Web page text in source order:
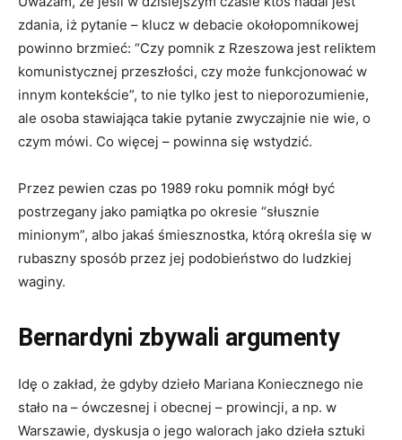
zdania, iż pytanie – klucz w debacie okołopomnikowej
powinno brzmieć: “Czy pomnik z Rzeszowa jest reliktem
komunistycznej przeszłości, czy może funkcjonować w
innym kontekście”, to nie tylko jest to nieporozumienie,
ale osoba stawiająca takie pytanie zwyczajnie nie wie, o
czym mówi. Co więcej – powinna się wstydzić.
Przez pewien czas po 1989 roku pomnik mógł być
postrzegany jako pamiątka po okresie “słusznie
minionym”, albo jakaś śmiesznostka, którą określa się w
rubaszny sposób przez jej podobieństwo do ludzkiej
waginy.
Bernardyni zbywali argumenty
Idę o zakład, że gdyby dzieło Mariana Koniecznego nie
stało na – ówczesnej i obecnej – prowincji, a np. w
Warszawie, dyskusja o jego walorach jako dzieła sztuki